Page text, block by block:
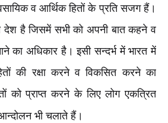
व आर्थिक हितों के प्रति सजग हैं।
देश है जिसमें सभी को अपनी बात कहने व
का अधिकार है। इसी सन्दर्भ में भारत में
की रक्षा करने व विकसित करने का
को प्राप्त करने के लिए लोग एकत्रित
भी चलाते हैं।